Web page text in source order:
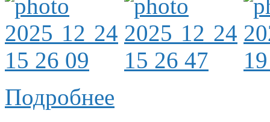
Подробнее